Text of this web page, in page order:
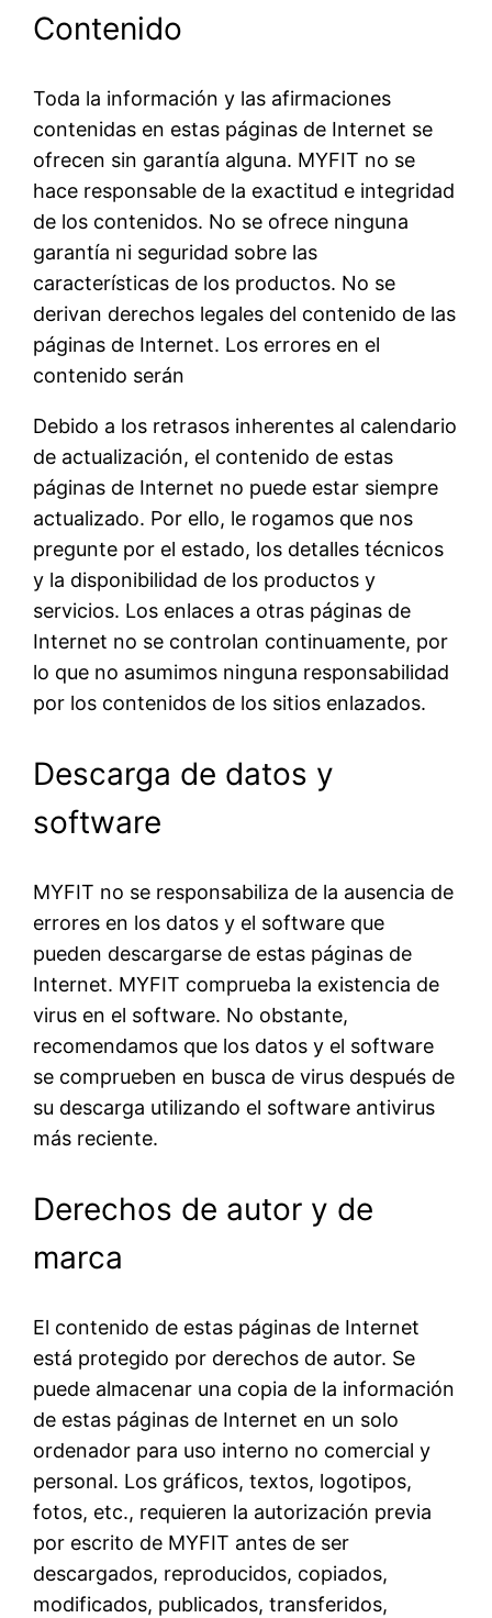
Contenido
Toda la información y las afirmaciones
contenidas en estas páginas de Internet se
ofrecen sin garantía alguna. MYFIT no se
hace responsable de la exactitud e integridad
de los contenidos. No se ofrece ninguna
garantía ni seguridad sobre las
características de los productos. No se
derivan derechos legales del contenido de las
páginas de Internet. Los errores en el
contenido serán
Debido a los retrasos inherentes al calendario
de actualización, el contenido de estas
páginas de Internet no puede estar siempre
actualizado. Por ello, le rogamos que nos
pregunte por el estado, los detalles técnicos
y la disponibilidad de los productos y
servicios. Los enlaces a otras páginas de
Internet no se controlan continuamente, por
lo que no asumimos ninguna responsabilidad
por los contenidos de los sitios enlazados.
Descarga de datos y
software
MYFIT no se responsabiliza de la ausencia de
errores en los datos y el software que
pueden descargarse de estas páginas de
Internet. MYFIT comprueba la existencia de
virus en el software. No obstante,
recomendamos que los datos y el software
se comprueben en busca de virus después de
su descarga utilizando el software antivirus
más reciente.
Derechos de autor y de
marca
El contenido de estas páginas de Internet
está protegido por derechos de autor. Se
puede almacenar una copia de la información
de estas páginas de Internet en un solo
ordenador para uso interno no comercial y
personal. Los gráficos, textos, logotipos,
fotos, etc., requieren la autorización previa
por escrito de MYFIT antes de ser
descargados, reproducidos, copiados,
modificados, publicados, transferidos,